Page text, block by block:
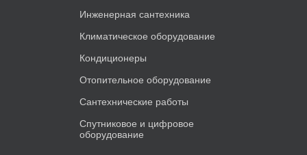
Инженерная сантехника
Климатическое оборудование
Кондиционеры
Отопительное оборудование
Сантехнические работы
Спутниковое и цифровое
оборудование